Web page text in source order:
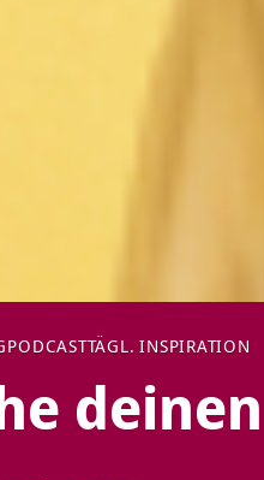
PODCASTTÄGL. INSPIRATION